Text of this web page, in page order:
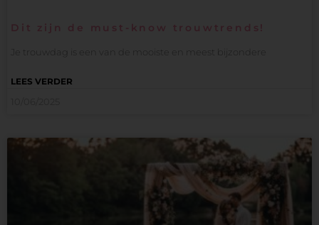
Dit zijn de must-know trouwtrends!
Je trouwdag is een van de mooiste en meest bijzondere
LEES VERDER